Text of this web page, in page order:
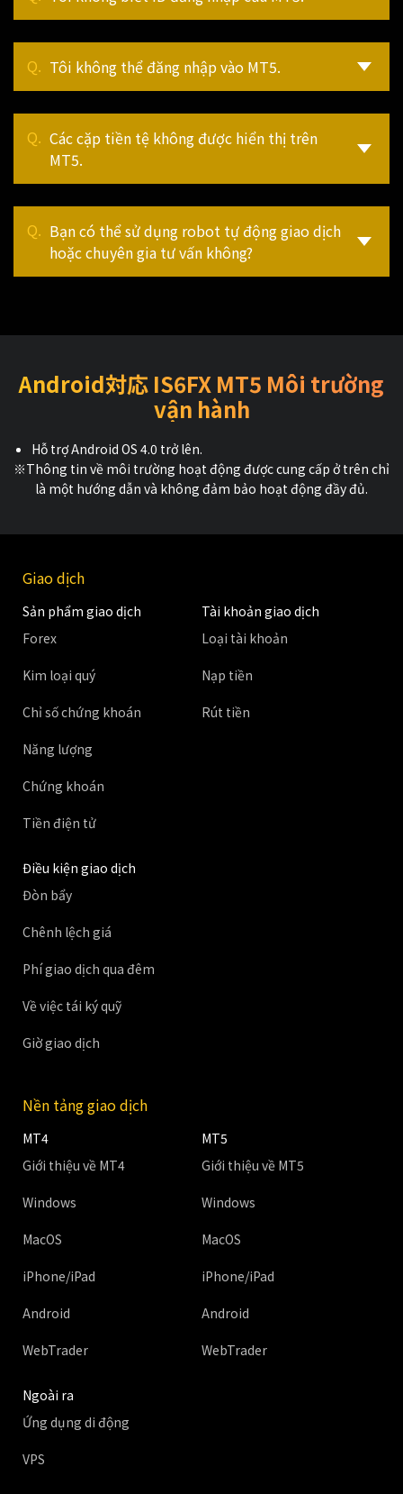
Tôi không thể đăng nhập vào MT5.
Các cặp tiền tệ không được hiển thị trên
MT5.
Bạn có thể sử dụng robot tự động giao dịch
hoặc chuyên gia tư vấn không?
Android対応 IS6FX MT5 Môi trường
vận hành
Hỗ trợ Android OS 4.0 trở lên.
※Thông tin về môi trường hoạt động được cung cấp ở trên chỉ
là một hướng dẫn và không đảm bảo hoạt động đầy đủ.
Giao dịch
Sản phẩm giao dịch
Forex
Kim loại quý
Chỉ số chứng khoán
Năng lượng
Chứng khoán
Tiền điện tử
Tài khoản giao dịch
Loại tài khoản
Nạp tiền
Rút tiền
Điều kiện giao dịch
Đòn bẩy
Chênh lệch giá
Phí giao dịch qua đêm
Về việc tái ký quỹ
Giờ giao dịch
Nền tảng giao dịch
MT4
Giới thiệu về MT4
Windows
MacOS
iPhone/iPad
Android
WebTrader
MT5
Giới thiệu về MT5
Windows
MacOS
iPhone/iPad
Android
WebTrader
Ngoài ra
Ứng dụng di động
VPS